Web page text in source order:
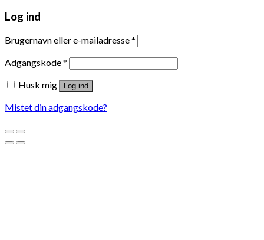
Log ind
Brugernavn eller e-mailadresse*
Adgangskode*
Husk mig
Log ind
Mistet din adgangskode?